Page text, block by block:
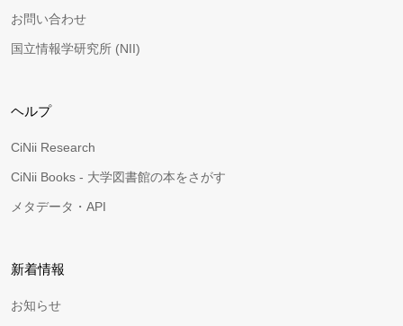
お問い合わせ
国立情報学研究所 (NII)
ヘルプ
CiNii Research
CiNii Books - 大学図書館の本をさがす
メタデータ・API
新着情報
お知らせ